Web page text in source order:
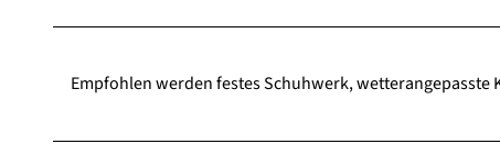
Empfohlen werden festes Schuhwerk, wetterangepasste